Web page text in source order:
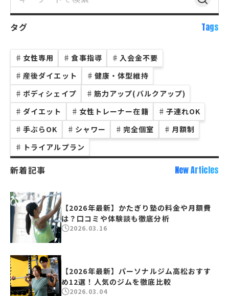
タグ Tags
♯ 女性専用 ♯ 食事指導 ♯ 入会金不要
♯ 産後ダイエット ♯ 健康・体型維持
♯ ボディシェイプ ♯ 筋力アップ(バルクアップ)
♯ ダイエット ♯ 女性トレーナー在籍 ♯ 子連れOK
♯ 手ぶらOK ♯ シャワー ♯ 完全個室 ♯ 月額制
♯ トライアルプラン
新着記事 New Articles
【2026年最新】かたぎり塾の料金や月額費
は？口コミや体験談も徹底分析
2026.03.16
【2026年最新】パーソナルジム高松おすす
め12選！人気のジムを徹底比較
2026.03.04